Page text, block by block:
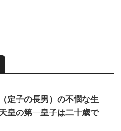
定子の長男）の不憫な生
皇の第一皇子は二十歳で